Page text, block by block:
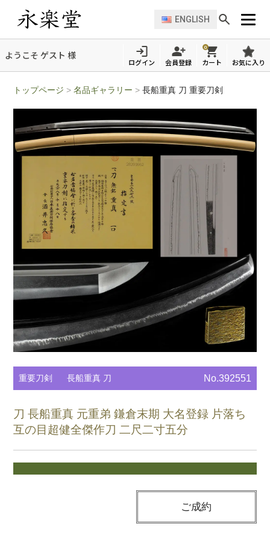
ENGLISH
ようこそ ゲスト 様
ログイン 会員登録
0
カート お気に入り
トップページ >名品ギャラリー >長船重真 刀 重要刀剣
重要刀剣 長船重真 刀 No.392551
刀 長船重真 元重弟 鎌倉末期 大名登録 片落ち
互の目超健全傑作刀 二尺二寸五分
ご成約